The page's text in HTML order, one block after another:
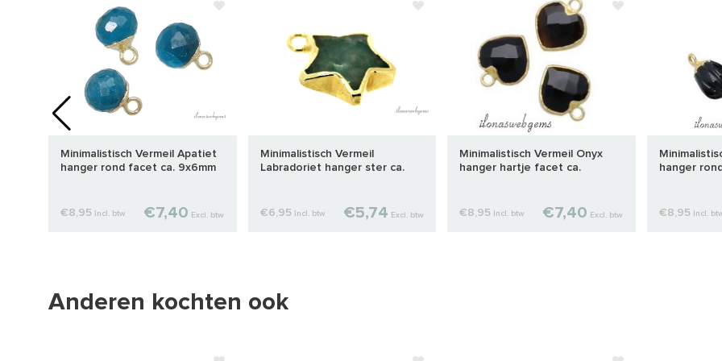
Minimalistisch Vermeil Apatiet
hanger rond facet ca. 9x6mm
€8,95 Incl. btw €7,40 Excl. btw
Minimalistisch Vermeil
Labradoriet hanger ster ca.
€6,95 Incl. btw €5,74 Excl. btw
Minimalistisch Vermeil Onyx
hanger hartje facet ca.
€8,95 Incl. btw €7,40 Excl. btw
hanger
€8,95 Incl.
Anderen kochten ook